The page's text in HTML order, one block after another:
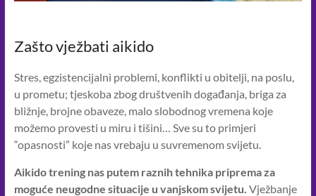
Zašto vježbati aikido
Stres, egzistencijalni problemi, konflikti u obitelji, na poslu,
u prometu; tjeskoba zbog društvenih događanja, briga za
bližnje, brojne obaveze, malo slobodnog vremena koje
možemo provesti u miru i tišini… Sve su to primjeri
“opasnosti” koje nas vrebaju u suvremenom svijetu.
Aikido trening nas putem raznih tehnika priprema za
moguće neugodne situacije u vanjskom svijetu. Vježbanje